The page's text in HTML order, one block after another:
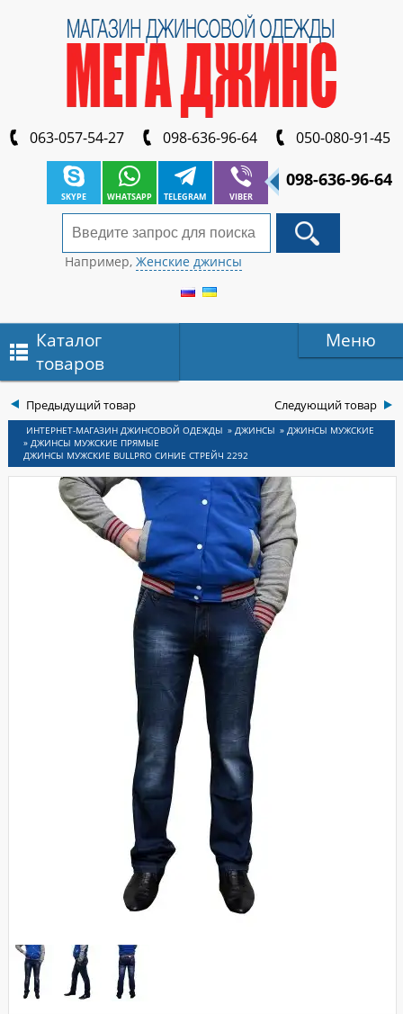
063-057-54-27 098-636-96-64 050-080-91-45
SKYPE WHATSAPP TELEGRAM VIBER
098-636-96-64
Например,Женские джинсы
Меню
Каталог
товаров
Предыдущий товар Следующий товар
» ДЖИНСЫ » ДЖИНСЫ МУЖСКИЕ
» ДЖИНСЫ МУЖСКИЕ ПРЯМЫЕ
ДЖИНСЫ МУЖСКИЕ BULLPRO СИНИЕ СТРЕЙЧ 2292